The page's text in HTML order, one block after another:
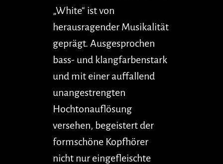
„White“ ist von
herausragender Musikalität
geprägt. Ausgesprochen
bass- und klangfarbenstark
und mit einer auffallend
unangestrengten
Hochtonauflösung
versehen, begeistert der
formschöne Kopfhörer
nicht nur eingefleischte